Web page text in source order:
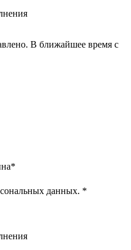
В ближайшее время с
*
данных. *